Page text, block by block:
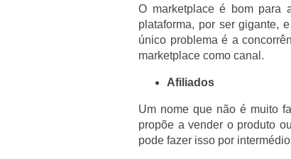
O marketplace é bom para
plataforma, por ser gigante,
único problema é a
marketplace como canal.
Afiliados
Um nome que não é muito
propõe a vender o produto
pode fazer isso por